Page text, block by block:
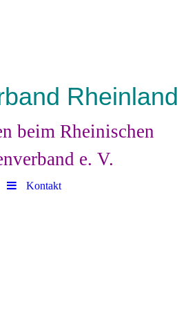
Rheinland
beim Rheinischen
e. V.
Kontakt